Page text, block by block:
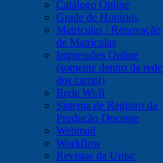
Catálogo Online
Grade de Horários
Matriculas / Renovação
de Matriculas
Impressões Online
(somente dentro da rede
dos campi)
Rede Wi-fi
Sistema de Registro da
Produção Docente
Webmail
Workflow
Revistas da Unisc